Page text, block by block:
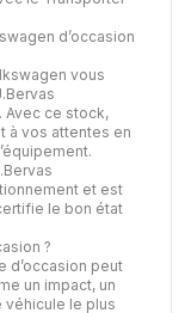
d’occasion
vous
Avec ce stock,
à vos attentes en
et est
le bon état
?
d’occasion peut
un impact, un
véhicule le plus